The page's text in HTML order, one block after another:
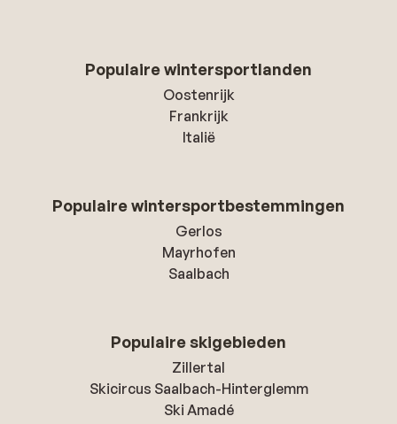
Populaire wintersportlanden
Oostenrijk
Frankrijk
Italië
Populaire wintersportbestemmingen
Gerlos
Mayrhofen
Saalbach
Populaire skigebieden
Zillertal
Skicircus Saalbach-Hinterglemm
Ski Amadé